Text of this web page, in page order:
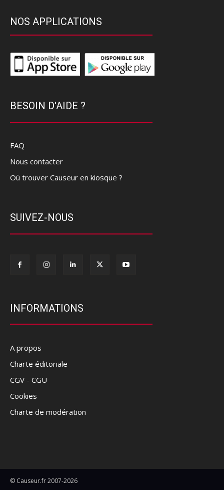
NOS APPLICATIONS
BESOIN D'AIDE ?
FAQ
Nous contacter
Où trouver Causeur en kiosque ?
SUIVEZ-NOUS
INFORMATIONS
A propos
Charte éditoriale
CGV - CGU
Cookies
Charte de modération
© Causeur.fr 2007-2026